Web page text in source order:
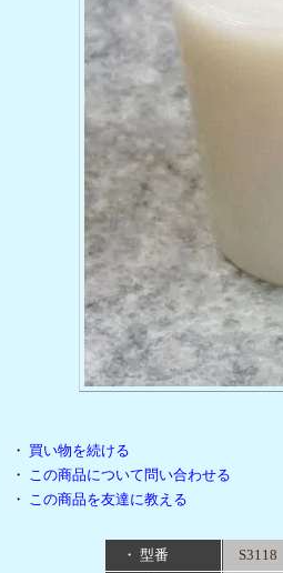
・ 買い物を続ける
・ この商品について問い合わせる
・ この商品を友達に教える
・ 型番
S3118